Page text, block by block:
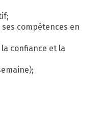
compétences en
confiance et la